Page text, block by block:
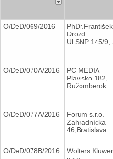
O/DeD/069/2016
PhDr.František
Drozd
Ul.SNP 145/9,
O/DeD/070A/2016
PC MEDIA
Plavisko 182,
Ružomberok
O/DeD/077A/2016
Forum s.r.o.
Zahradnícka
46,Bratislava
O/DeD/078B/2016
Wolters Kluwer